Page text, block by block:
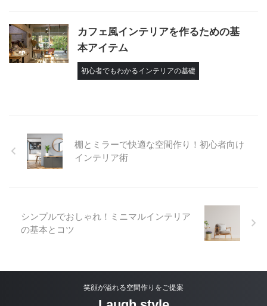
カフェ風インテリアを作るための基
本アイテム
初心者でもわかるインテリアの基礎
棚とミラーで快適な空間作り！初心者向け
インテリア術
シンプルでおしゃれ！ミニマルインテリア
の基本とコツ
笑顔が溢れる空間作りをご提案